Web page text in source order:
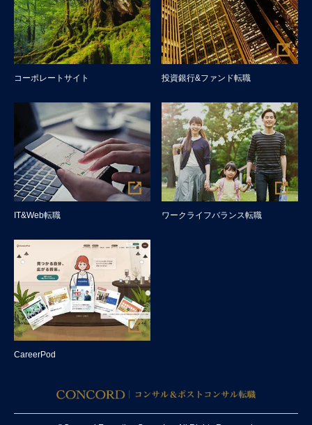
コーポレートサイト 投資銀行&ファンド転職
IT&Web転職 ワークライフバランス転職
CareerPod